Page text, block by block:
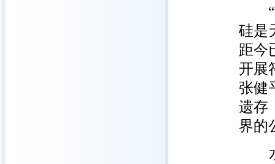
“植
硅是
距今
开展
张健
遗存
界的
水